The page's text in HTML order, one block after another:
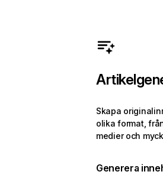
Skapa
olika format,
medier och
Generera